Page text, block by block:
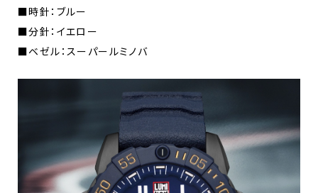
■時針：ブルー
■分針：イエロー
■ベゼル：スーパールミノバ